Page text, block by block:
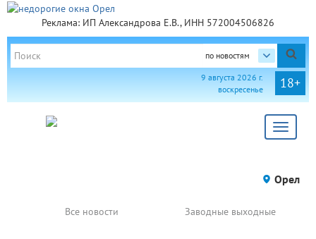
Реклама: ИП Александрова Е.В., ИНН 572004506826
по новостям
18+
9 августа 2026 г.
воскресенье
Toggle
Орел
Все новости Заводные выходные